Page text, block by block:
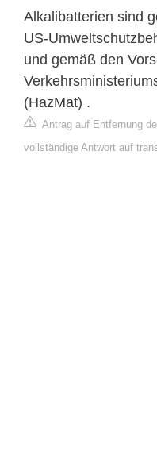
Alkalibatterien sind
US-
und gemäß den
(HazMat) .
Antrag auf Entfernung
vollständige Antwort auf